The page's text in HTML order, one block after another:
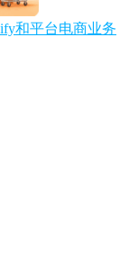
和平台电商业务